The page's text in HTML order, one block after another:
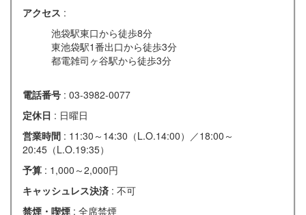
アクセス :
池袋駅東口から徒歩8分
東池袋駅1番出口から徒歩3分
都電雑司ヶ谷駅から徒歩3分
電話番号 : 03-3982-0077
定休日 : 日曜日
営業時間 : 11:30～14:30（L.O.14:00）／18:00～
20:45（L.O.19:35）
予算 : 1,000～2,000円
キャッシュレス決済 : 不可
禁煙・喫煙 : 全席禁煙